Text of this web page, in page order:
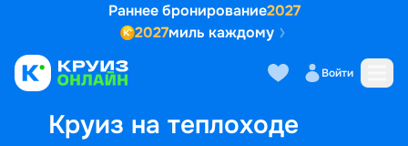
Раннее бронирование2027
2027миль каждому
Войти
Круиз на теплоходе
Выбор кают Маршрут и